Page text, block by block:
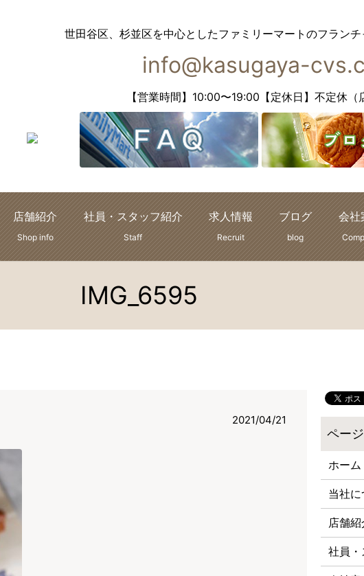
世田谷区、杉並区を中心としたファミリーマートのフラン
info@kasugaya-
【営業時間】10:00〜19:00【定休日】不定休（
店舗紹介
Shop info
社員・スタッフ紹介
Staff
求人情報
Recruit
ブログ
blog
会社
IMG_6595
2021/04/21
ホーム
当社に
店舗紹
社員・